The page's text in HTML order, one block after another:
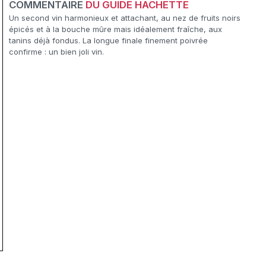
COMMENTAIRE DU GUIDE HACHETTE
Un second vin harmonieux et attachant, au nez de fruits noirs
épicés et à la bouche mûre mais idéalement fraîche, aux
tanins déjà fondus. La longue finale finement poivrée
confirme : un bien joli vin.